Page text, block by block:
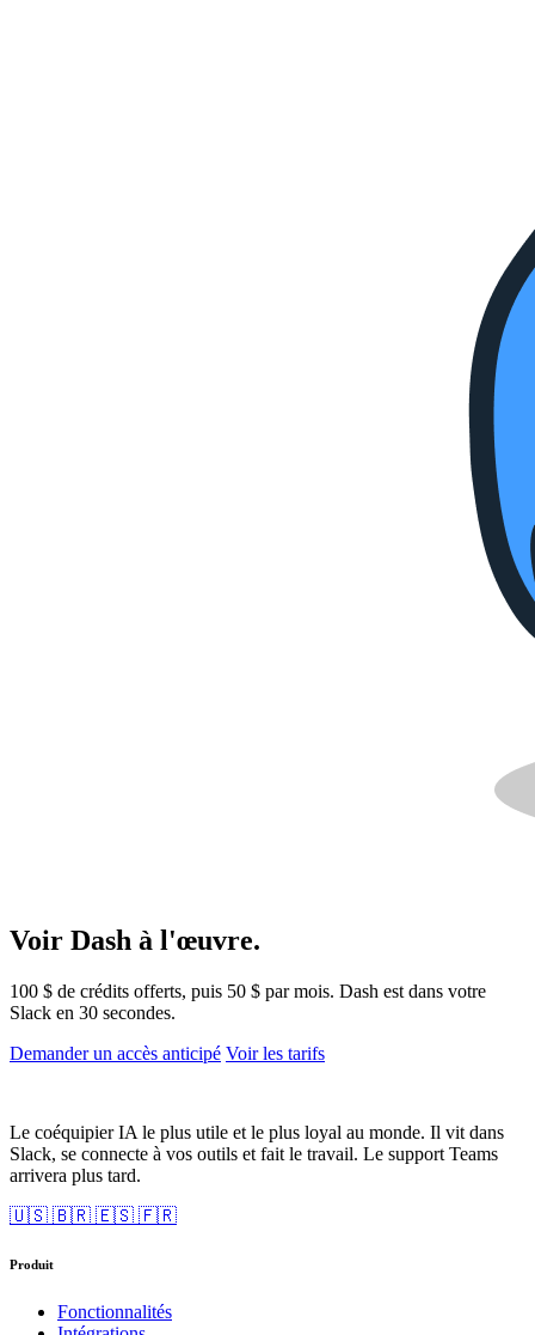
Voir Dash à l'œuvre.
100 $ de crédits offerts, puis 50 $ par mois. Dash est dans votre
Slack en 30 secondes.
Demander un accès anticipé Voir les tarifs
Le coéquipier IA le plus utile et le plus loyal au monde. Il vit dans
Slack, se connecte à vos outils et fait le travail. Le support Teams
arrivera plus tard.
🇺🇸 🇧🇷 🇪🇸 🇫🇷
Produit
Fonctionnalités